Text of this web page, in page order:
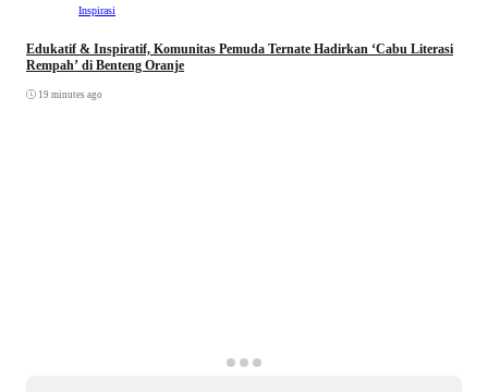
Inspirasi
Edukatif & Inspiratif, Komunitas Pemuda Ternate Hadirkan ‘Cabu Literasi
Rempah’ di Benteng Oranje
19 minutes ago